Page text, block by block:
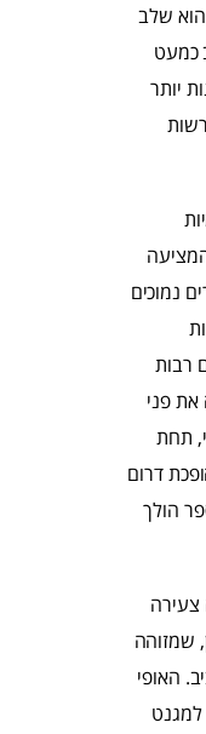
שלב
כמעט
יותר
נמוכים
רבות
את פני
תחת
דרום
הולך
צעירה
שמזוהה
האופי
למגנט